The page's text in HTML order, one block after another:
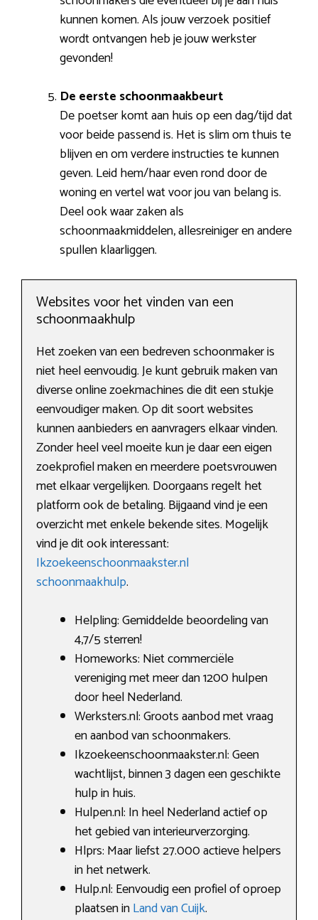
kunnen komen. Als jouw verzoek positief
wordt ontvangen heb je jouw werkster
gevonden!
De eerste schoonmaakbeurt
De poetser komt aan huis op een dag/tijd dat
voor beide passend is. Het is slim om thuis te
blijven en om verdere instructies te kunnen
geven. Leid hem/haar even rond door de
woning en vertel wat voor jou van belang is.
Deel ook waar zaken als
schoonmaakmiddelen, allesreiniger en andere
spullen klaarliggen.
Websites voor het vinden van een
schoonmaakhulp
Het zoeken van een bedreven schoonmaker is
niet heel eenvoudig. Je kunt gebruik maken van
diverse online zoekmachines die dit een stukje
eenvoudiger maken. Op dit soort websites
kunnen aanbieders en aanvragers elkaar vinden.
Zonder heel veel moeite kun je daar een eigen
zoekprofiel maken en meerdere poetsvrouwen
met elkaar vergelijken. Doorgaans regelt het
platform ook de betaling. Bijgaand vind je een
overzicht met enkele bekende sites. Mogelijk
vind je dit ook interessant:
Ikzoekeenschoonmaakster.nl
schoonmaakhulp.
Helpling: Gemiddelde beoordeling van
4,7/5 sterren!
Homeworks: Niet commerciële
vereniging met meer dan 1200 hulpen
door heel Nederland.
Werksters.nl: Groots aanbod met vraag
en aanbod van schoonmakers.
Ikzoekeenschoonmaakster.nl: Geen
wachtlijst, binnen 3 dagen een geschikte
hulp in huis.
Hulpen.nl: In heel Nederland actief op
het gebied van interieurverzorging.
Hlprs: Maar liefst 27.000 actieve helpers
in het netwerk.
Hulp.nl: Eenvoudig een profiel of oproep
plaatsen inLand van Cuijk.